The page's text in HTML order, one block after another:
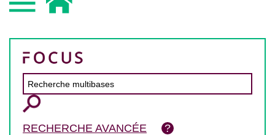
RECHERCHE AVANCÉE